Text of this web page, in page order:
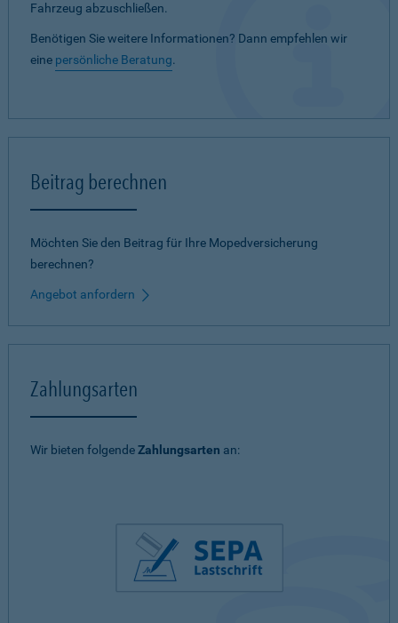
Fahrzeug abzuschließen.
Benötigen Sie weitere Informationen? Dann empfehlen wir
eine persönliche Beratung.
Beitrag berechnen
Möchten Sie den Beitrag für Ihre Mopedversicherung
berechnen?
Angebot anfordern
Zahlungsarten
Wir bieten folgendeZahlungsarten an: